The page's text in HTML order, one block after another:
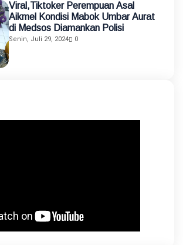
Viral,Tiktoker Perempuan Asal
Aikmel Kondisi Mabok Umbar Aurat
di Medsos Diamankan Polisi
Senin, Juli 29, 2024 0